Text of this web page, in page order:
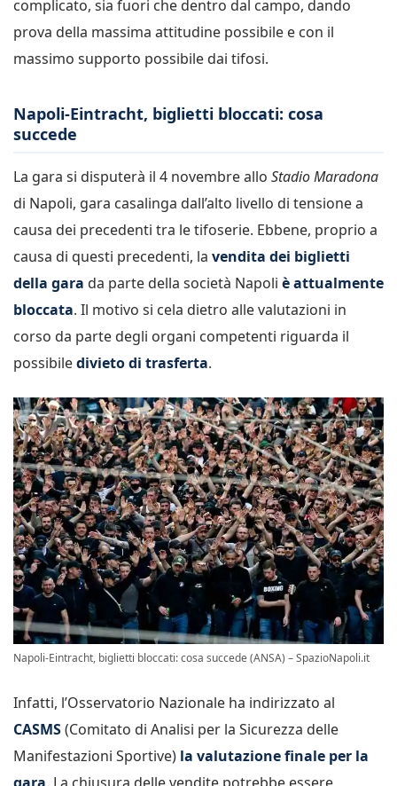
complicato, sia fuori che dentro dal campo, dando
prova della massima attitudine possibile e con il
massimo supporto possibile dai tifosi.
Napoli-Eintracht, biglietti bloccati: cosa
succede
La gara si disputerà il 4 novembre allo Stadio Maradona
di Napoli, gara casalinga dall’alto livello di tensione a
causa dei precedenti tra le tifoserie. Ebbene, proprio a
causa di questi precedenti, la vendita dei biglietti
della gara da parte della società Napoli è attualmente
bloccata. Il motivo si cela dietro alle valutazioni in
corso da parte degli organi competenti riguarda il
possibiledivieto di trasferta.
Napoli-Eintracht, biglietti bloccati: cosa succede (ANSA) – SpazioNapoli.it
Infatti, l’Osservatorio Nazionale ha indirizzato al
CASMS(Comitato di Analisi per la Sicurezza delle
Manifestazioni Sportive) la valutazione finale per la